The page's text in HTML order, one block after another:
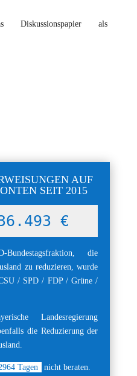
als
AUF
SEIT 2015
€
die
zu reduzieren, wurde
/ SPD / FDP / Grüne /
Landesregierung
die Reduzierung der
Tagen nicht beraten.